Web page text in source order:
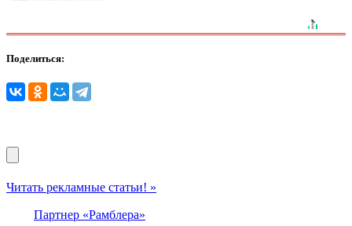
Поделиться:
Читать рекламные статьи! »
Партнер «Рамблера»